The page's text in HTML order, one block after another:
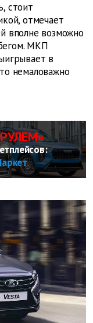
стоит
отмечает
вполне возможно
МКП
в
немаловажно